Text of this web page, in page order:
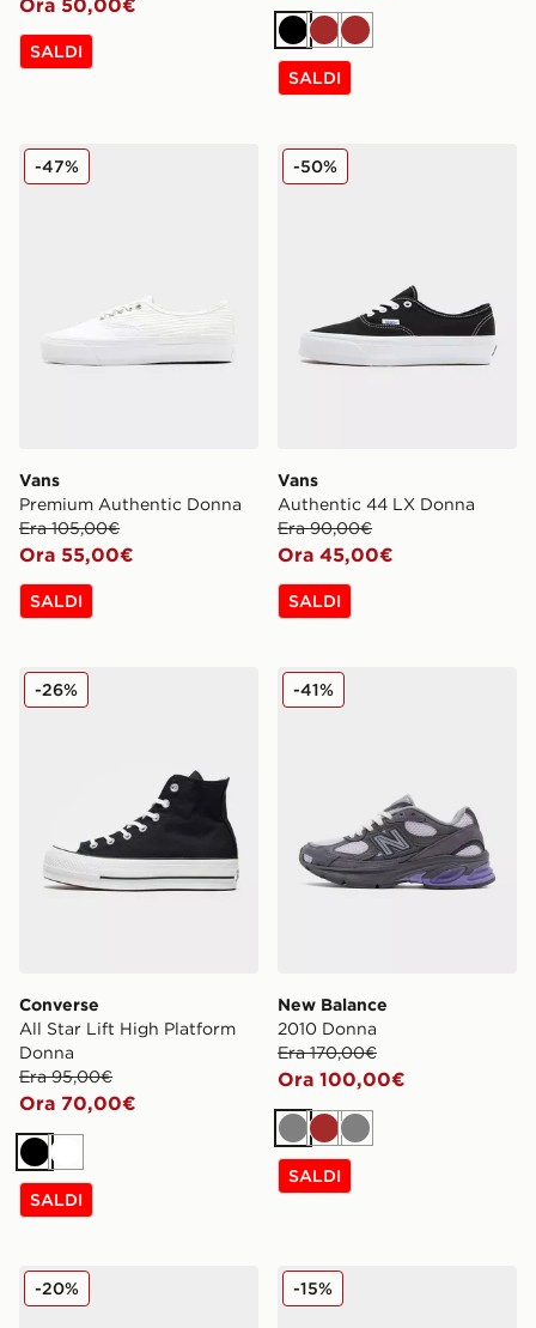
SALDI NeroMarroneMarrone
SALDI
Vans Premium Authentic Donna
Vans
Premium Authentic Donna
Era 105,00€
Ora 55,00€
-47%
SALDI
Vans Authentic 44 LX
Vans
Authentic 44 LX Donna
Era 90,00€
Ora 45,00€
-50%
SALDI
Converse All Star Lift High Platform Donna
Converse
All Star Lift High Platform
Donna
Era 95,00€
Ora 70,00€
-26%
NeroBianco
SALDI
New Balance 2010 Donna
New Balance
2010 Donna
Era 170,00€
Ora 100,00€
-41%
GrigioMarrone
Grigio
SALDI
Converse All Star High Donna
-20% UGG Micro Boot Donna
-15%